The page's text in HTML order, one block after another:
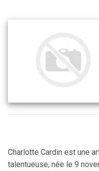
Charlotte Cardin est une
talentueuse, née le 9